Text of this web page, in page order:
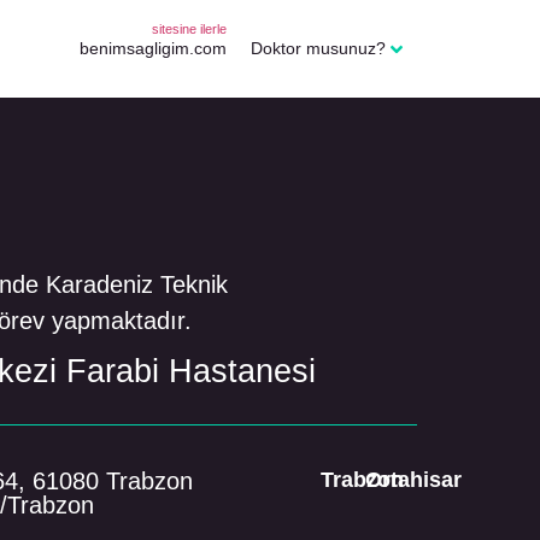
benimsagligim.com
sitesine ilerle
Doktor musunuz?
Karadeniz Teknik
yapmaktadır.
Farabi Hastanesi
61080 Trabzon
TrabzonOrtahisar